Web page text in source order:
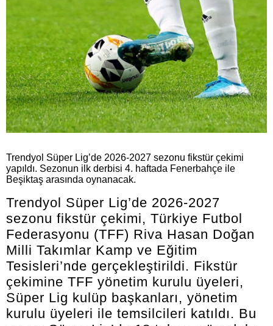
Trendyol Süper Lig’de 2026-2027 sezonu fikstür çekimi
yapıldı. Sezonun ilk derbisi 4. haftada Fenerbahçe ile
Beşiktaş arasında oynanacak.
Trendyol Süper Lig’de 2026-2027
sezonu fikstür çekimi, Türkiye Futbol
Federasyonu (TFF) Riva Hasan Doğan
Milli Takımlar Kamp ve Eğitim
Tesisleri’nde gerçekleştirildi. Fikstür
çekimine TFF yönetim kurulu üyeleri,
Süper Lig kulüp başkanları, yönetim
kurulu üyeleri ile temsilcileri katıldı. Bu